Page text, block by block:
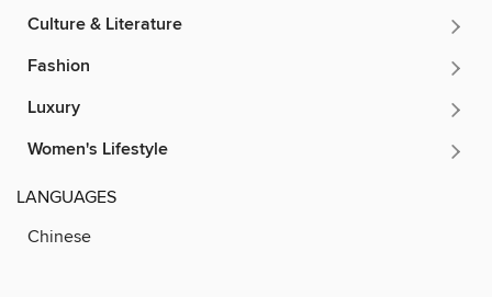
Culture & Literature
Fashion
Luxury
Women's Lifestyle
LANGUAGES
Chinese